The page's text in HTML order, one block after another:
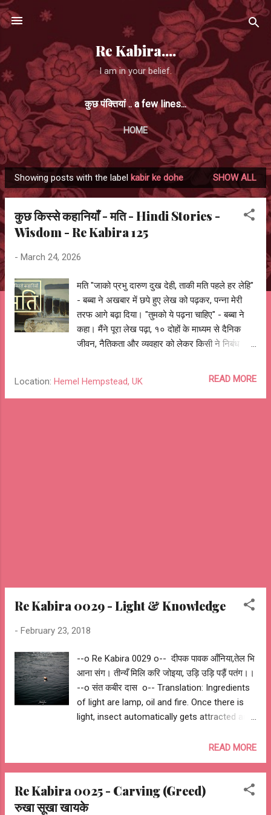
Skip to main content
Re Kabira....
I am in your belief.
कुछ पंक्तियां .. a few lines...
HOME
P
o
Showing posts with the label kabir ke dohe SHOW ALL
कुछ किस्से कहानियाँ - मति - Hindi Stories -
Wisdom - Re Kabira 125
- March 24, 2026
मति "जाको प्रभु दारुण दुख देही, ताकी मति पहले हर लेहि"
- बब्बा ने अखबार में छपे हुए लेख को पढ़कर, पन्ना मेरी
तरफ आगे बढ़ा दिया। "तुमको ये पढ़ना चाहिए" - बब्बा ने
कहा। मैंने पूरा लेख पढ़ा, १० दोहों के माध्यम से दैनिक
जीवन, नैतिकता और व्यवहार को लेकर किसी ने निबंध
वापस दिए, उन्होंने उस लेख को दोबारा पढ़ा। "एक दोहा तो
शायद तुलसी रामायण का है, दूसरा पता नहीं कहाँ से लिया
गया है" - बब्बा ने एक बार फिर से दोहे तो पढ़ा। बब्बा बची
Location: Hemel Hempstead, UK READ MORE
Re Kabira 0029 - Light & Knowledge
- February 23, 2018
--o Re Kabira 0029 o-- दीपक पावक आँनिया,तेल भि
आना संग। तीन्यँ मिलि करि जोइया, उड़ि उड़ि पड़ैं पतंग।।
--o संत कबीर दास o-- Translation: Ingredients
of light are lamp, oil and fire. Once there is
light, insect automatically gets attracted and
Das o-- My Interpretation: Similarly, true
knowledge can be achieved once you have
guru (lamp), respect for guru (oil) and
devotion to gain knowledge (fire). All thought
leading to misdeed vanishes with the power
READ MORE
Re Kabira 0025 - Carving (Greed)
रुखा सूखा खायके